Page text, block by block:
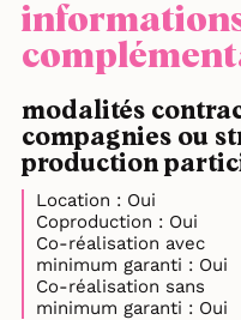
modalités
compagnies ou
production
Location : Oui
Coproduction : Oui
Co-réalisation avec
minimum garanti : Oui
Co-réalisation sans
minimum garanti : Oui